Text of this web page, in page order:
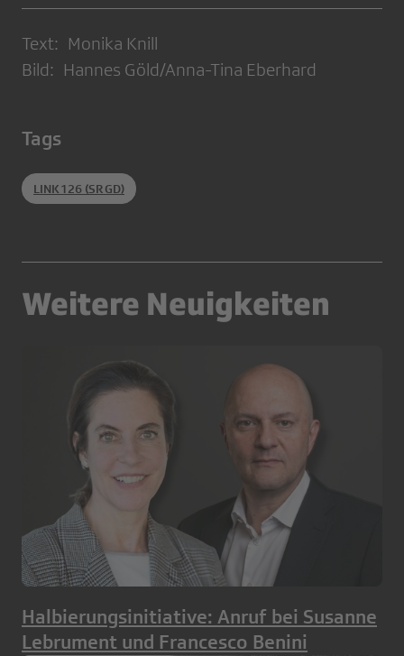
Text: Monika Knill
Bild: Hannes Göld/Anna-Tina Eberhard
Tags
LINK126 (SRGD)
Weitere Neuigkeiten
Halbierungsinitiative: Anruf bei Susanne
Lebrument und Francesco Benini